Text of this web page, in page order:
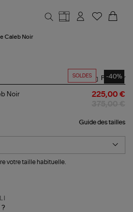
Caleb Noir
SOLDES -40%
Partager
Noir 225,00 €
Guide des tailles
votre taille habituelle.
?